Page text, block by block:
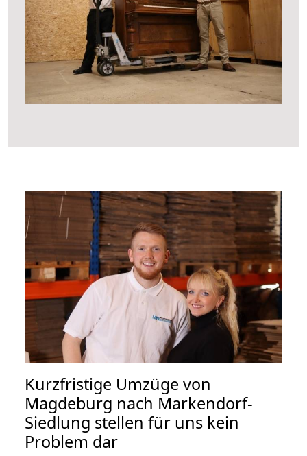
Kurzfristige Umzüge von
Magdeburg nach Markendorf-
Siedlung stellen für uns kein
Problem dar